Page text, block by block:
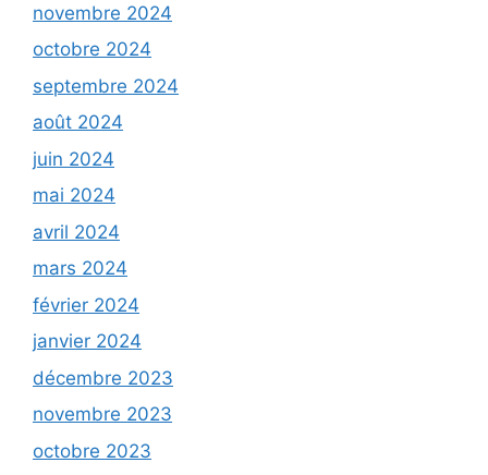
novembre 2024
octobre 2024
septembre 2024
août 2024
juin 2024
mai 2024
avril 2024
mars 2024
février 2024
janvier 2024
décembre 2023
novembre 2023
octobre 2023